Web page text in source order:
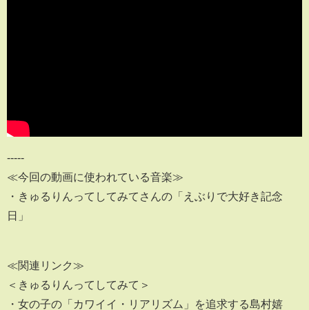
-----
≪今回の動画に使われている音楽≫
・きゅるりんってしてみてさんの「えぶりで大好き記念
日」
≪関連リンク≫
＜きゅるりんってしてみて＞
・女の子の「カワイイ・リアリズム」を追求する島村嬉